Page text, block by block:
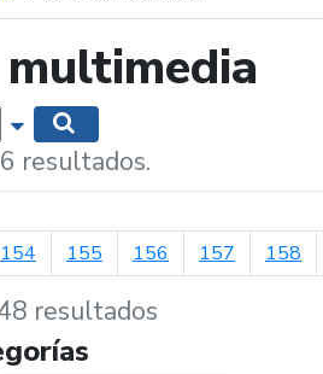
Mostrar opciones de búsqueda
resultados.
154 155 156 157 158
resultados